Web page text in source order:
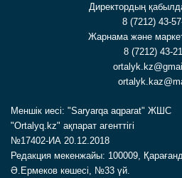
Директордың
8 (7212) 43-
Жарнама және
8 (7212) 43-
Меншік иесі: "Saryarqa aqparat" ЖШС
"Ortalyq.kz" ақпарат агенттігі
№17402-ИА 20.12.2018
Редакция мекенжайы: 100009,
Ә.Ермеков көшесі, №33 үй.